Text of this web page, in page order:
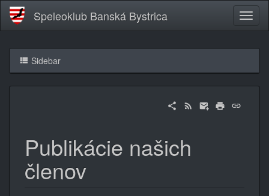
Speleoklub Banská Bystrica
Sidebar
Publikácie našich
členov